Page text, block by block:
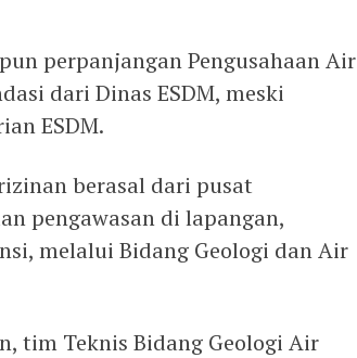
perpanjangan Pengusahaan Air
dari Dinas ESDM, meski
ESDM.
berasal dari pusat
pengawasan di lapangan,
melalui Bidang Geologi dan Air
tim Teknis Bidang Geologi Air